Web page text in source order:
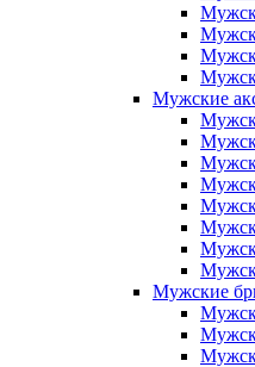
Мужские
Мужские